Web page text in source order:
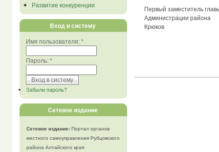
Развитие конкуренции
Вход в систему
Имя пользователя:*
Пароль:*
Забыли пароль?
Сетевое издание
Сетевое издание:Портал органов
местного самоуправления Рубцовского
района Алтайского края
Первый заместитель
Крюков